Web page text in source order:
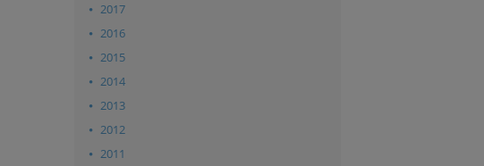
2017
2016
2015
2014
2013
2012
2011